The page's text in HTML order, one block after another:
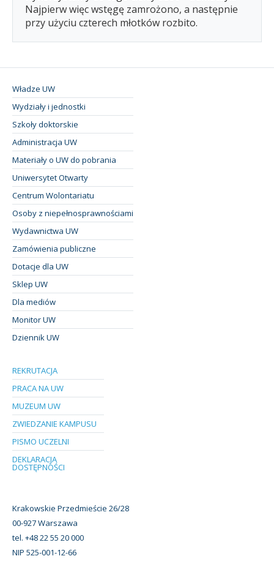
Najpierw więc wstęgę zamrożono, a następnie
przy użyciu czterech młotków rozbito.
Władze UW
Wydziały i jednostki
Szkoły doktorskie
Administracja UW
Materiały o UW do pobrania
Uniwersytet Otwarty
Centrum Wolontariatu
Osoby z niepełnosprawnościami
Wydawnictwa UW
Zamówienia publiczne
Dotacje dla UW
Sklep UW
Dla mediów
Monitor UW
Dziennik UW
REKRUTACJA
PRACA NA UW
MUZEUM UW
ZWIEDZANIE KAMPUSU
PISMO UCZELNI
DEKLARACJA
DOSTĘPNOŚCI
Krakowskie Przedmieście 26/28
00-927 Warszawa
tel. +48 22 55 20 000
NIP 525-001-12-66